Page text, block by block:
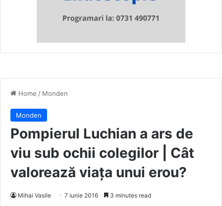
Home / Monden
Monden
Pompierul Luchian a ars de
viu sub ochii colegilor | Cât
valorează viața unui erou?
Mihai Vasile 7 iunie 2016 3 minutes read